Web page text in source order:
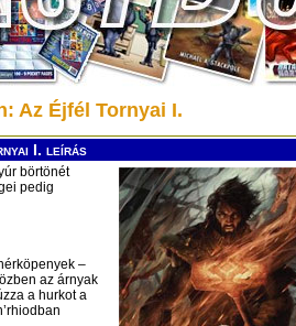
Az Éjfél Tornyai I.
I. leírás
börtönét
pedig
–
az árnyak
a hurkot a